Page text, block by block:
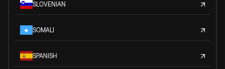
SLOVENIAN
SOMALI
SPANISH